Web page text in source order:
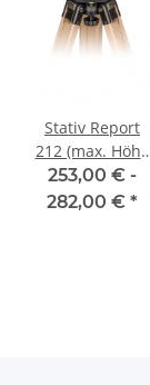
Stativ Report
212 (max. Höhe
114 cm)
253,00 € -
282,00 € *